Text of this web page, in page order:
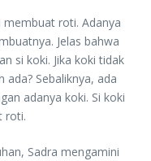
roti. Adanya
Jelas bahwa
si koki. Jika koki tidak
Sebaliknya, ada
adanya koki. Si koki
roti.
Sadra mengamini